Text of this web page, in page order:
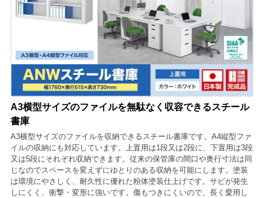
A3横型サイズのファイルを無駄なく収容できるスチール
書庫
A3横型サイズのファイルを収納できるスチール書庫です。A4縦型ファ
イルの収納にも対応しています。上置用は1段又は2段に、下置用は3段
又は5段にそれぞれ収納できます。従来の保管庫の間口や奥行寸法は同
じなのでスペースを変えずにゆとりのある収納を可能にします。塗装
は環境にやさしく、耐久性に優れた粉体塗装仕上げです。サビが発生
しにくく、衝撃・変形に強いです。傷もつきにくいので、長く愛用し